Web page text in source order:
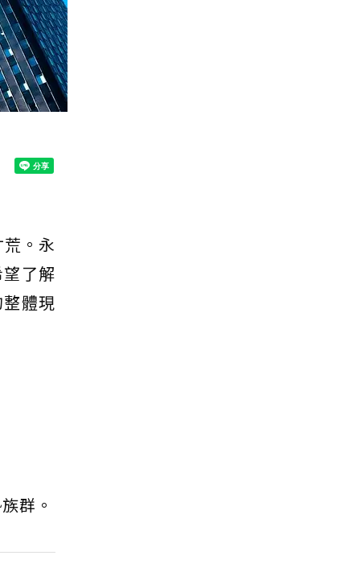
。永
了解
體現
群。